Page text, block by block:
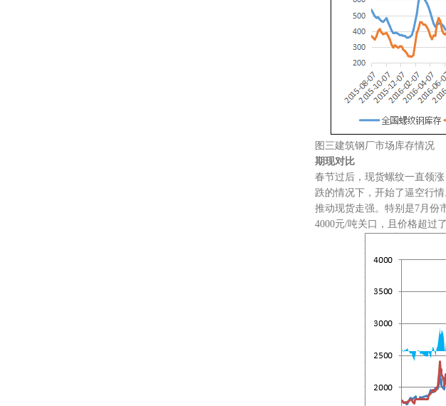
图三建筑钢厂市场库存情况
期现对比
春节过后，现货螺纹一直领
跌的情况下，开始了逼空行情
推动现货走强。特别是7月份
4000元/吨关口，且价格超过